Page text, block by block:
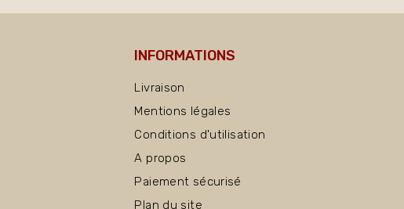
INFORMATIONS
Livraison
Mentions légales
Conditions d'utilisation
A propos
Paiement sécurisé
Plan du site